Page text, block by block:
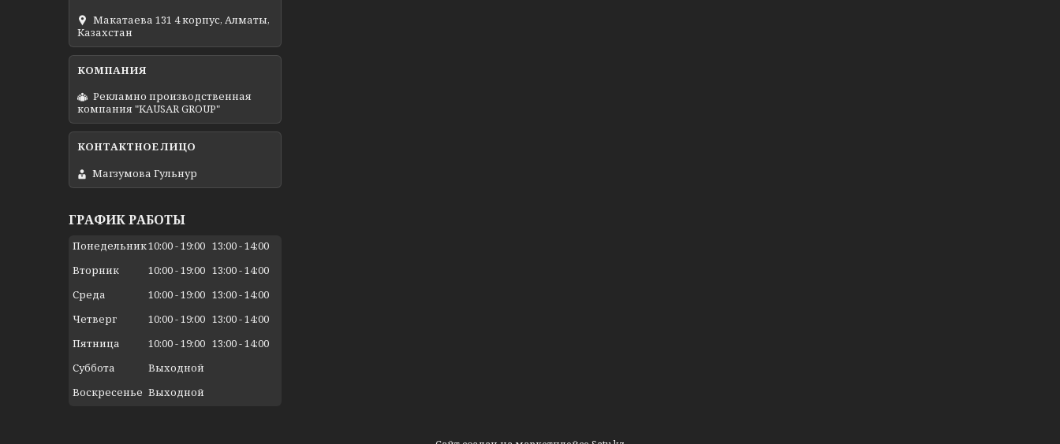
Макатаева 131 4 корпус, Алматы,
Казахстан
Рекламно производственная
компания "KAUSAR GROUP"
Магзумова Гульнур
ГРАФИК РАБОТЫ
Понедельник10:00 19:00 13:00 14:00
Вторник
10:00 19:00 13:00 14:00
Среда
10:00 19:00 13:00 14:00
Четверг
10:00 19:00 13:00 14:00
Пятница
10:00 19:00 13:00 14:00
Суббота
Выходной
Воскресенье Выходной